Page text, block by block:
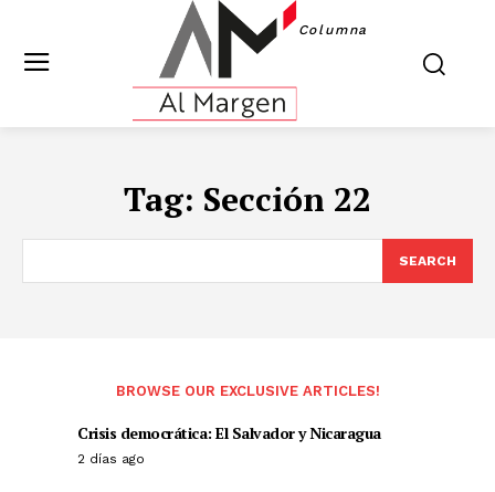
Columna
Tag: Sección 22
SEARCH
BROWSE OUR EXCLUSIVE ARTICLES!
Crisis democrática: El Salvador y Nicaragua
2 días ago